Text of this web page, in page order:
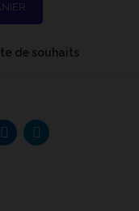
de souhaits